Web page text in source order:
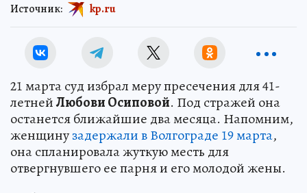
Источник: kp.ru
21 марта суд избрал меру пресечения для 41-
летнейЛюбови Осиповой. Под стражей она
останется ближайшие два месяца. Напомним,
женщинузадержали в Волгограде 19 марта,
она спланировала жуткую месть для
отвергнувшего ее парня и его молодой жены.